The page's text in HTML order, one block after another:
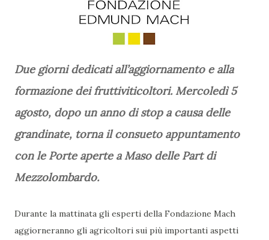
Due giorni dedicati all’aggiornamento e alla
formazione dei fruttiviticoltori. Mercoledì 5
agosto, dopo un anno di stop a causa delle
grandinate, torna il consueto appuntamento
con le Porte aperte a Maso delle Part di
Mezzolombardo.
Durante la mattinata gli esperti della Fondazione Mach
aggiorneranno gli agricoltori sui più importanti aspetti